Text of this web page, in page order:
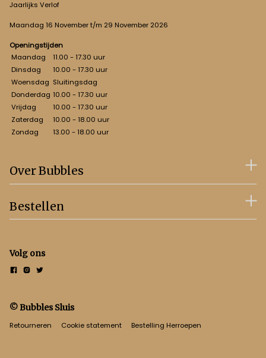
Jaarlijks Verlof
Maandag 16 November t/m 29 November 2026
Openingstijden
Maandag
11.00 - 17.30 uur
Dinsdag
10.00 - 17.30 uur
Woensdag Sluitingsdag
Donderdag 10.00 - 17.30 uur
Vrijdag
10.00 - 17.30 uur
Zaterdag
10.00 - 18.00 uur
Zondag
13.00 - 18.00 uur
Over Bubbles
Bestellen
Volg ons
© Bubbles Sluis
Retourneren Cookie statement Bestelling Herroepen